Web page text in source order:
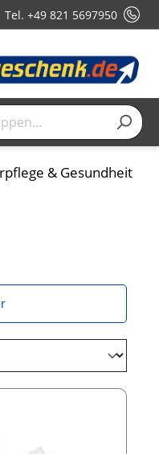
Tel. +49 821 5697950
& Gesundheit